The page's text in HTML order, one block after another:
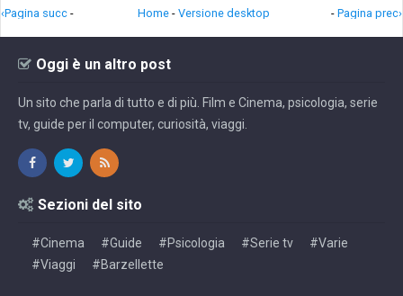
‹Pagina succ - - Pagina prec›
Home - Versione desktop
Oggi è un altro post
Un sito che parla di tutto e di più. Film e Cinema, psicologia, serie
tv, guide per il computer, curiosità, viaggi.
Sezioni del sito
#Cinema #Guide #Psicologia #Serie tv
#Varie
#Viaggi
#Barzellette